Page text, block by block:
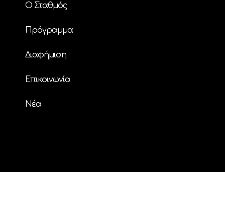
Ο Σταθμός
Πρόγραμμα
Διαφήμιση
Επικοινωνία
Nέα